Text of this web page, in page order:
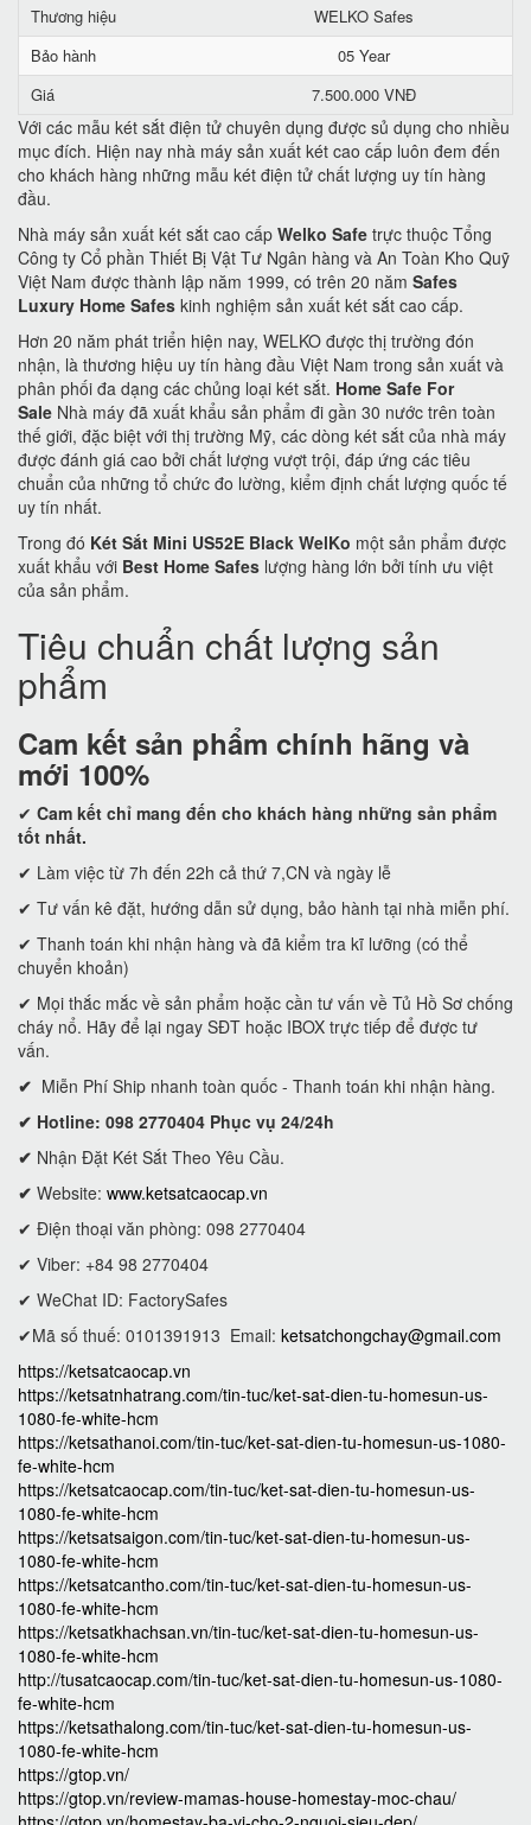
Thương hiệu
WELKO Safes
Bảo hành
05 Year
Giá
7.500.000 VNĐ
Với các mẫu két sắt điện tử chuyên dụng được sủ dụng cho nhiều
mục đích. Hiện nay nhà máy sản xuất két cao cấp luôn đem đến
cho khách hàng những mẫu két điện tử chất lượng uy tín hàng
đầu.
Nhà máy sản xuất két sắt cao cấp Welko Safe trực thuộc Tổng
Công ty Cổ phần Thiết Bị Vật Tư Ngân hàng và An Toàn Kho Quỹ
Việt Nam được thành lập năm 1999, có trên 20 năm Safes
Luxury Home Safes kinh nghiệm sản xuất két sắt cao cấp.
Hơn 20 năm phát triển hiện nay, WELKO được thị trường đón
nhận, là thương hiệu uy tín hàng đầu Việt Nam trong sản xuất và
phân phối đa dạng các chủng loại két sắt. Home Safe For
Sale Nhà máy đã xuất khẩu sản phẩm đi gần 30 nước trên toàn
thế giới, đặc biệt với thị trường Mỹ, các dòng két sắt của nhà máy
được đánh giá cao bởi chất lượng vượt trội, đáp ứng các tiêu
chuẩn của những tổ chức đo lường, kiểm định chất lượng quốc tế
uy tín nhất.
Trong đó Két Sắt Mini US52E Black WelKo một sản phẩm được
xuất khẩu với Best Home Safes lượng hàng lớn bởi tính ưu việt
của sản phẩm.
Tiêu chuẩn chất lượng sản
phẩm
Cam kết sản phẩm chính hãng và
mới 100%
✔ Cam kết chỉ mang đến cho khách hàng những sản phẩm
tốt nhất.
✔ Làm việc từ 7h đến 22h cả thứ 7,CN và ngày lễ
✔ Tư vấn kê đặt, hướng dẫn sử dụng, bảo hành tại nhà miễn phí.
✔ Thanh toán khi nhận hàng và đã kiểm tra kĩ lưỡng (có thể
chuyển khoản)
✔ Mọi thắc mắc về sản phẩm hoặc cần tư vấn về Tủ Hồ Sơ chống
cháy nổ. Hãy để lại ngay SĐT hoặc IBOX trực tiếp để được tư
vấn.
✔ Miễn Phí Ship nhanh toàn quốc - Thanh toán khi nhận hàng.
✔ Hotline: 098 2770404 Phục vụ 24/24h
✔ Nhận Đặt Két Sắt Theo Yêu Cầu.
✔ Website: www.ketsatcaocap.vn
✔ Điện thoại văn phòng: 098 2770404
✔ Viber: +84 98 2770404
✔ WeChat ID: FactorySafes
✔Mã số thuế: 0101391913 Email: ketsatchongchay@gmail.com
https://ketsatcaocap.vn
https://ketsatnhatrang.com/tin-tuc/ket-sat-dien-tu-homesun-us-
1080-fe-white-hcm
https://ketsathanoi.com/tin-tuc/ket-sat-dien-tu-homesun-us-1080-
fe-white-hcm
https://ketsatcaocap.com/tin-tuc/ket-sat-dien-tu-homesun-us-
1080-fe-white-hcm
https://ketsatsaigon.com/tin-tuc/ket-sat-dien-tu-homesun-us-
1080-fe-white-hcm
https://ketsatcantho.com/tin-tuc/ket-sat-dien-tu-homesun-us-
1080-fe-white-hcm
https://ketsatkhachsan.vn/tin-tuc/ket-sat-dien-tu-homesun-us-
1080-fe-white-hcm
http://tusatcaocap.com/tin-tuc/ket-sat-dien-tu-homesun-us-1080-
fe-white-hcm
https://ketsathalong.com/tin-tuc/ket-sat-dien-tu-homesun-us-
1080-fe-white-hcm
https://gtop.vn/
https://gtop.vn/review-mamas-house-homestay-moc-chau/